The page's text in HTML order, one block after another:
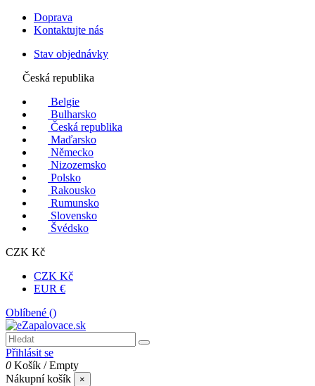
Doprava
Kontaktujte nás
Stav objednávky
Česká republika
Belgie
Bulharsko
Česká republika
Maďarsko
Německo
Nizozemsko
Polsko
Rakousko
Rumunsko
Slovensko
Švédsko
CZK Kč
CZK Kč
EUR €
Oblíbené ()
Přihlásit se
0 Košík /Empty
Nákupní košík
×